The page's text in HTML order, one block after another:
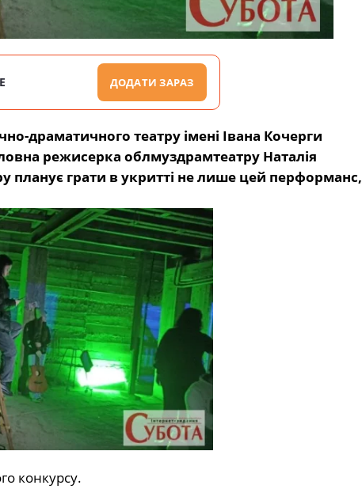
ДОДАТИ ЗАРАЗ
драматичного театру імені Івана Кочерги
режисерка облмуздрамтеатру Наталія
планує грати в укритті не лише цей перформанс,
конкурсу.